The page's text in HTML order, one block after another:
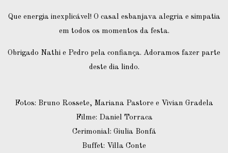
Que energia inexplicável! O casal esbanjava alegria e simpatia
em todos os momentos da festa.
Obrigado Nathi e Pedro pela confiança. Adoramos fazer parte
deste dia lindo.
Fotos: Bruno Rossete, Mariana Pastore e Vivian Gradela
Filme: Daniel Torraca
Cerimonial: Giulia Bonfá
Buffet: Villa Conte